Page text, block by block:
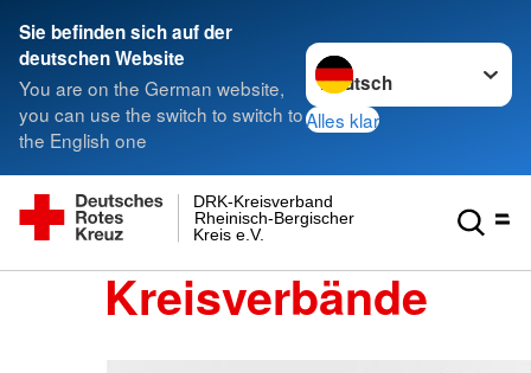
Sie befinden sich auf der
deutschen Website
You are on the German website,
you can use the switch to switch to
the English one
Sprache wechseln zu
Alles klar
Kreis e.V.
Rheinisch-Bergischer
DRK-Kreisverband
Kreisverbände